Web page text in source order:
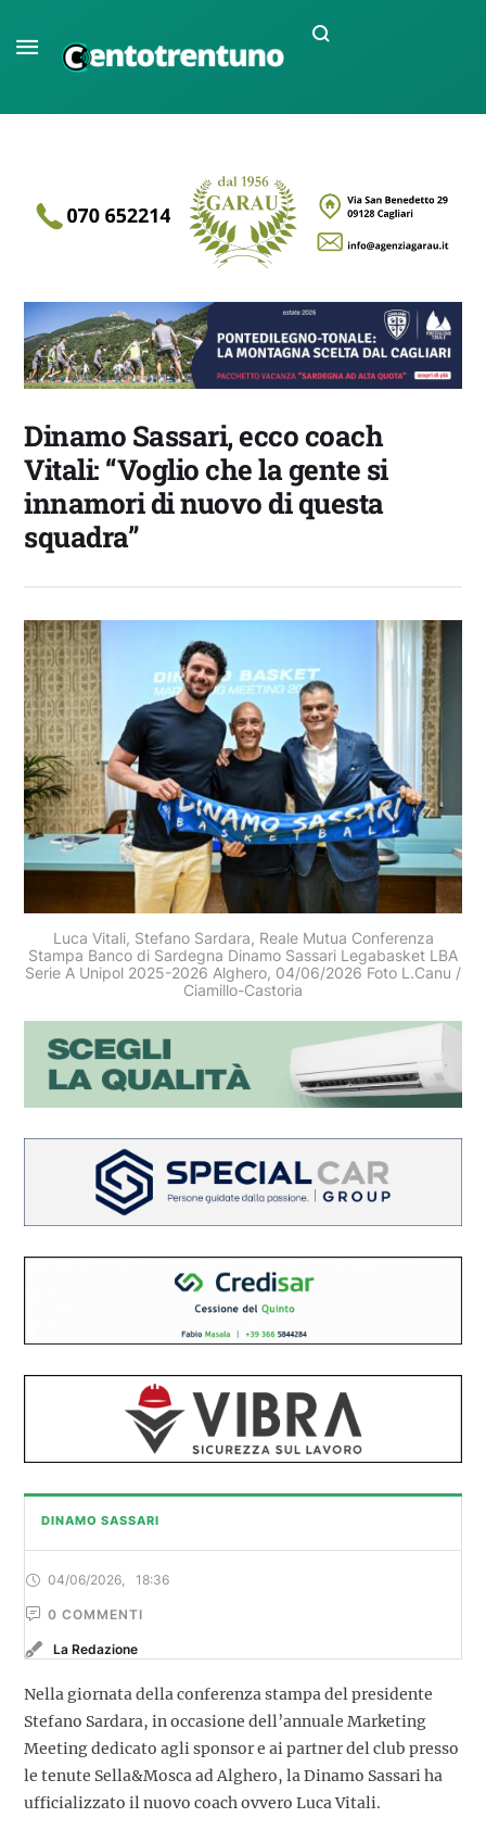
Dinamo Sassari, ecco coach
Vitali: “Voglio che la gente si
innamori di nuovo di questa
squadra”
Luca Vitali, Stefano Sardara, Reale Mutua Conferenza
Stampa Banco di Sardegna Dinamo Sassari Legabasket LBA
Serie A Unipol 2025-2026 Alghero, 04/06/2026 Foto L.Canu /
Ciamillo-Castoria
DINAMO SASSARI
04/06/2026 18:36
0 COMMENTI
La Redazione
Nella giornata della conferenza stampa del presidente
Stefano Sardara, in occasione dell’annuale Marketing
Meeting dedicato agli sponsor e ai partner del club presso
le tenute Sella&Mosca ad Alghero, la Dinamo Sassari ha
ufficializzato il nuovo coach ovvero Luca Vitali.